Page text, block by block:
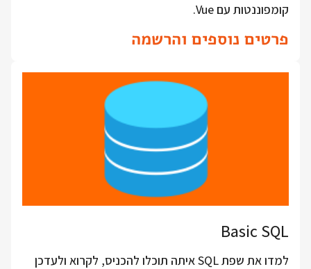
קומפוננטות עם Vue.
פרטים נוספים והרשמה
Basic SQL
למדו את שפת SQL איתה תוכלו להכניס, לקרוא ולעדכן